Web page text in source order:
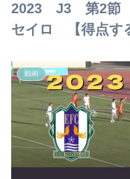
2023 J3 第2節
セイロ 【得点す
戦術